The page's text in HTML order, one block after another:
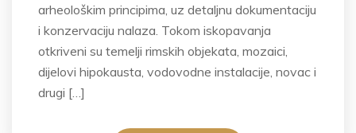
arheološkim principima, uz detaljnu dokumentaciju
i konzervaciju nalaza. Tokom iskopavanja
otkriveni su temelji rimskih objekata, mozaici,
dijelovi hipokausta, vodovodne instalacije, novac i
drugi […]